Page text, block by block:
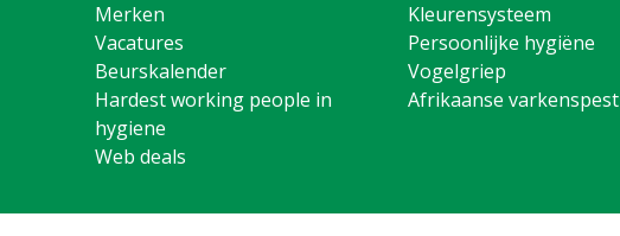
Merken
Vacatures
Beurskalender
Hardest working people in
hygiene
Web deals
Kleurensysteem
Persoonlijke hygiëne
Vogelgriep
Afrikaanse varkenspest